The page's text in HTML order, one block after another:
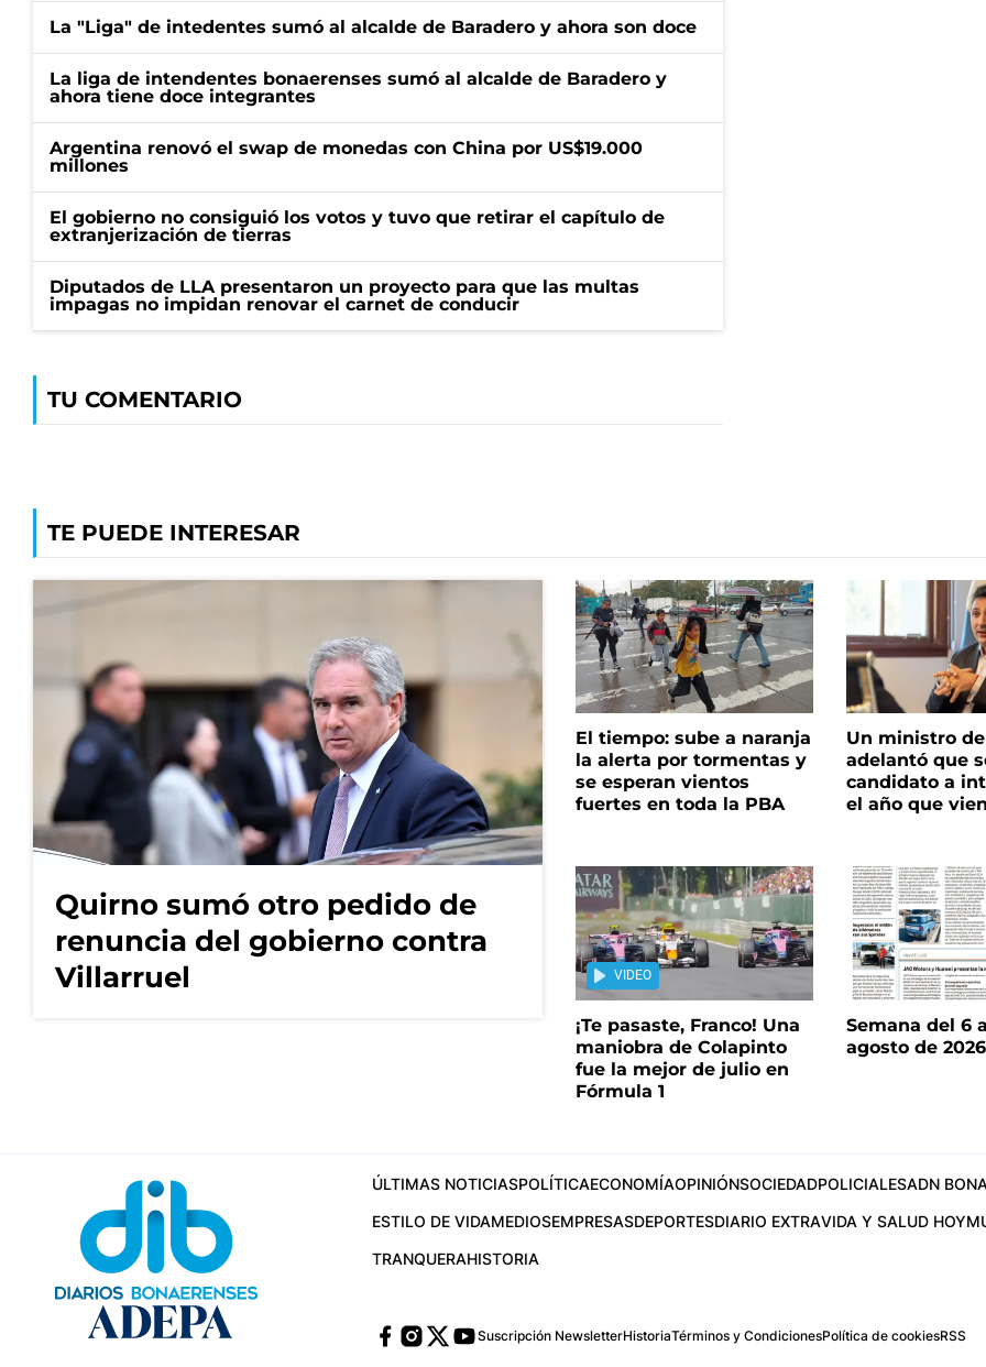
La "Liga" de intedentes sumó al alcalde de Baradero y ahora son doce
La liga de intendentes bonaerenses sumó al alcalde de Baradero y
ahora tiene doce integrantes
Argentina renovó el swap de monedas con China por US$19.000
millones
El gobierno no consiguió los votos y tuvo que retirar el capítulo de
extranjerización de tierras
Diputados de LLA presentaron un proyecto para que las multas
impagas no impidan renovar el carnet de conducir
TU COMENTARIO
TE PUEDE INTERESAR
Quirno sumó otro pedido de
renuncia del gobierno contra
Villarruel
El tiempo: sube a naranja
la alerta por tormentas y
se esperan vientos
fuertes en toda la PBA
Un ministro
adelantó que
candidato a
el año que
VIDEO
¡Te pasaste, Franco! Una
maniobra de Colapinto
fue la mejor de julio en
Fórmula 1
Semana del 6
agosto de 2026
ÚLTIMAS NOTICIASPOLÍTICAECONOMÍAOPINIÓNSOCIEDADPOLICIALESADN
ESTILO DE VIDAMEDIOSEMPRESASDEPORTESDIARIO EXTRAVIDA Y SALUD HOY
TRANQUERAHISTORIA
Suscripción NewsletterHistoriaTérminos y CondicionesPolítica de cookiesRSS